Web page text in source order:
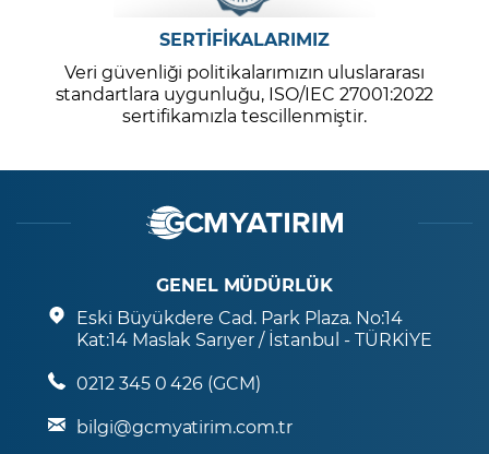
SERTİFİKALARIMIZ
Veri güvenliği politikalarımızın uluslararası
standartlara uygunluğu, ISO/IEC 27001:2022
sertifikamızla tescillenmiştir.
GENEL MÜDÜRLÜK
Eski Büyükdere Cad. Park Plaza. No:14
Kat:14 Maslak Sarıyer / İstanbul - TÜRKİYE
0212 345 0 426 (GCM)
bilgi@gcmyatirim.com.tr